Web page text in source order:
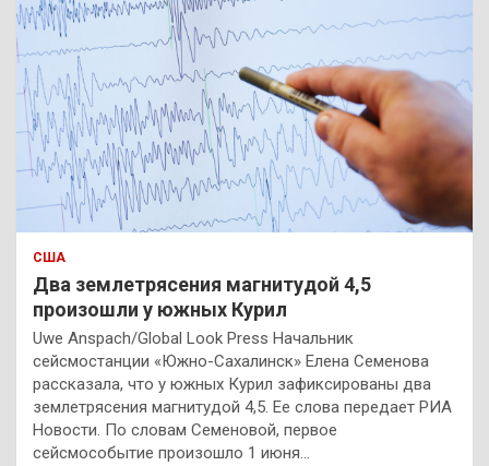
США
Два землетрясения магнитудой 4,5
произошли у южных Курил
Uwe Anspach/Global Look Press Начальник
сейсмостанции «Южно-Сахалинск» Елена Семенова
рассказала, что у южных Курил зафиксированы два
землетрясения магнитудой 4,5. Ее слова передает РИА
Новости. По словам Семеновой, первое
сейсмособытие произошло 1 июня…